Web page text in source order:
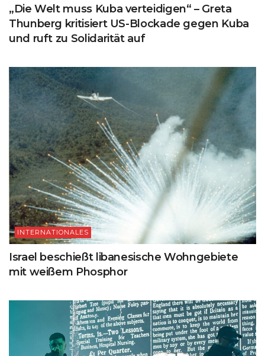
„Die Welt muss Kuba verteidigen“ – Greta
Thunberg kritisiert US-Blockade gegen Kuba
und ruft zu Solidarität auf
INTERNATIONALES
Israel beschießt libanesische Wohngebiete
mit weißem Phosphor